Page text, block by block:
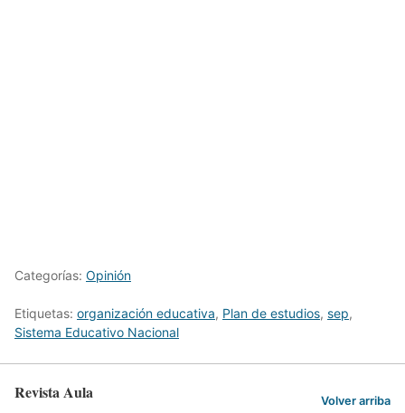
Categorías: Opinión
Etiquetas: organización educativa, Plan de estudios, sep,
Sistema Educativo Nacional
Revista Aula Volver arriba